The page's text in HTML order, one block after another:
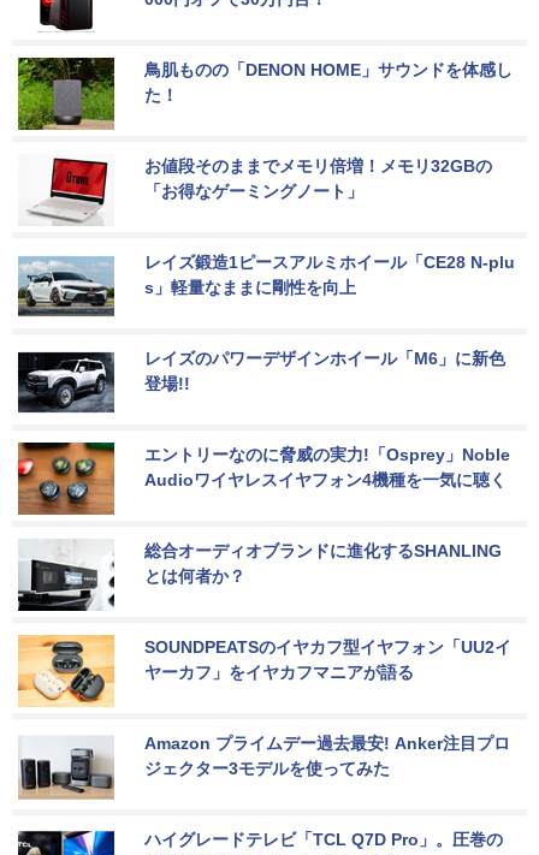
鳥肌ものの「DENON HOME」サウンドを体感し
た！
お値段そのままでメモリ倍増！メモリ32GBの
「お得なゲーミングノート」
レイズ鍛造1ピースアルミホイール「CE28 N-plu
s」軽量なままに剛性を向上
レイズのパワーデザインホイール「M6」に新色
登場!!
エントリーなのに脅威の実力!「Osprey」Noble
Audioワイヤレスイヤフォン4機種を一気に聴く
総合オーディオブランドに進化するSHANLING
とは何者か？
SOUNDPEATSのイヤカフ型イヤフォン「UU2イ
ヤーカフ」をイヤカフマニアが語る
Amazon プライムデー過去最安! Anker注目プロ
ジェクター3モデルを使ってみた
ハイグレードテレビ「TCL Q7D Pro」。圧巻の